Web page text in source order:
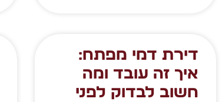
דירת דמי מפתח:
איך זה עובד ומה
חשוב לבדוק לפני